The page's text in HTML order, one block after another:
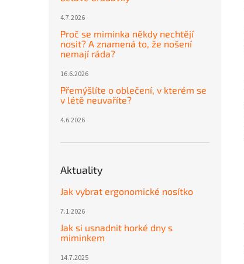
4.7.2026
Proč se miminka někdy nechtějí
nosit? A znamená to, že nošení
nemají ráda?
16.6.2026
Přemýšlíte o oblečení, v kterém se
v létě neuvaříte?
4.6.2026
Aktuality
Jak vybrat ergonomické nosítko
7.1.2026
Jak si usnadnit horké dny s
miminkem
14.7.2025